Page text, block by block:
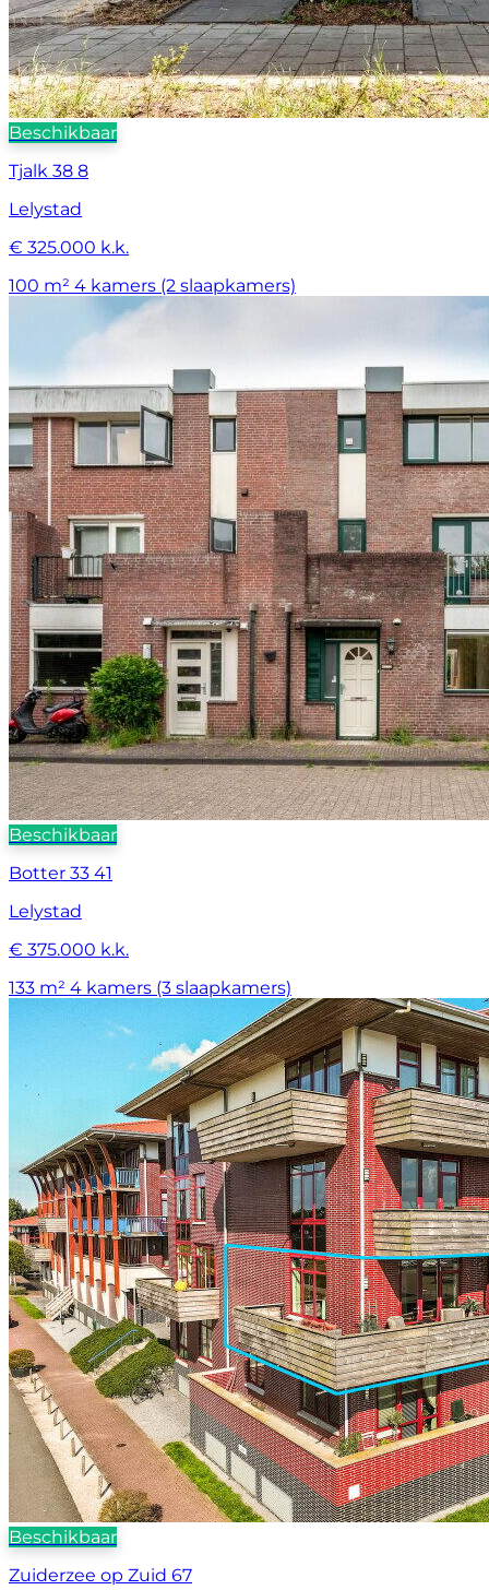
Beschikbaar
Tjalk 38 8
Lelystad
€ 325.000 k.k.
100 m² 4 kamers (2 slaapkamers)
Beschikbaar
Botter 33 41
Lelystad
€ 375.000 k.k.
133 m² 4 kamers (3 slaapkamers)
Beschikbaar
Zuiderzee op Zuid 67